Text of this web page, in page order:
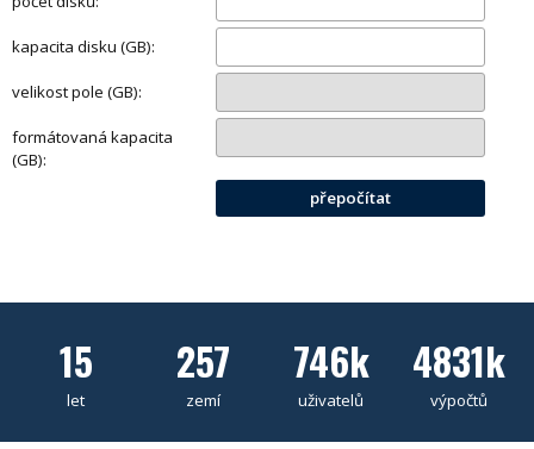
kapacita disku (GB):
velikost pole (GB):
formátovaná kapacita
(GB):
přepočítat
15
let
257
zemí
746k
uživatelů
4831k
výpočtů